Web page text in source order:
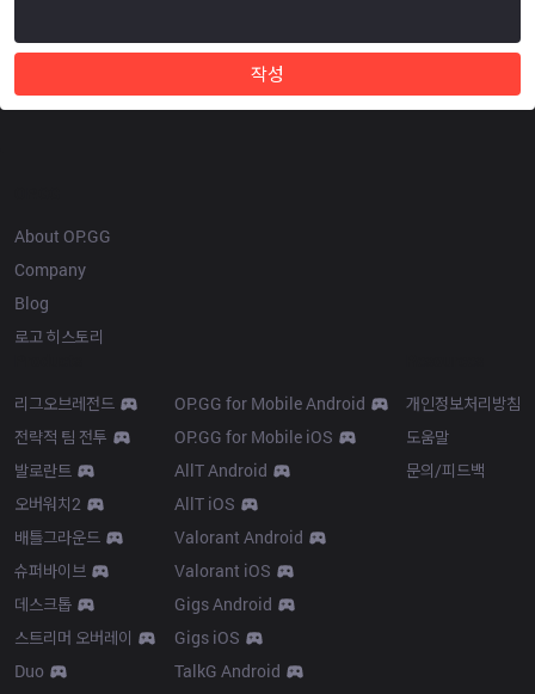
작성
About OP.GG
Company
Blog
로고 히스토리
리그오브레전드
전략적 팀 전투
발로란트
오버워치2
배틀그라운드
슈퍼바이브
데스크톱
스트리머 오버레이
Duo
OP.GG for Mobile Android
OP.GG for Mobile iOS
AllT Android
AllT iOS
Valorant Android
Valorant iOS
Gigs Android
Gigs iOS
TalkG Android
개인정보처리방침
도움말
문의/피드백